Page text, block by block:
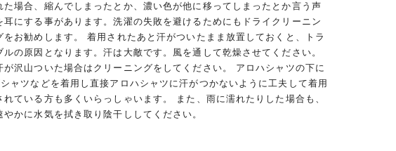
た場合、縮んでしまったとか、濃い色が他に移ってしまったとか言う声
耳にする事があります。洗濯の失敗を避けるためにもドライクリーニン
をお勧めします。 着用されたあと汗がついたまま放置しておくと、トラ
ルの原因となります。汗は大敵です。風を通して乾燥させてください。
が沢山ついた場合はクリーニングをしてください。 アロハシャツの下に
ャツなどを着用し直接アロハシャツに汗がつかないように工夫して着用
れている方も多くいらっしゃいます。 また、雨に濡れたりした場合も、
やかに水気を拭き取り陰干ししてください。